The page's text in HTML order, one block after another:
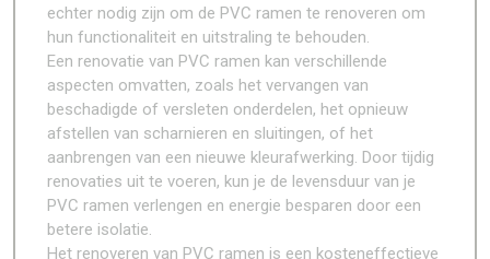
echter nodig zijn om de PVC ramen te renoveren om
hun functionaliteit en uitstraling te behouden.
Een renovatie van PVC ramen kan verschillende
aspecten omvatten, zoals het vervangen van
beschadigde of versleten onderdelen, het opnieuw
afstellen van scharnieren en sluitingen, of het
aanbrengen van een nieuwe kleurafwerking. Door tijdig
renovaties uit te voeren, kun je de levensduur van je
PVC ramen verlengen en energie besparen door een
betere isolatie.
Het renoveren van PVC ramen is een kosteneffectieve